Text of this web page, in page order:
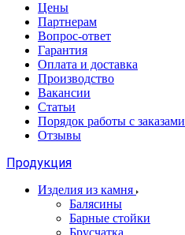
Цены
Партнерам
Вопрос-ответ
Гарантия
Оплата и доставка
Производство
Вакансии
Статьи
Порядок работы с заказами
Отзывы
Продукция
Изделия из камня
Балясины
Барные стойки
Брусчатка